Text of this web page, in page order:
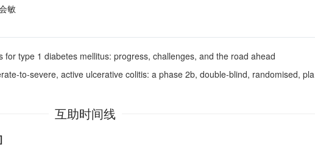
敏
for type 1 diabetes mellitus: progress, challenges, and the road ahead
ulcerative colitis: a phase 2b, double-blind, randomised, placebo-controlled induction trial and 48 week, open-label extension
互助时间线